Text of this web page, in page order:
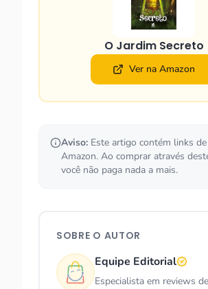
O Jardim Secreto
Ver na Amazon
Aviso: Este artigo contém links
Amazon. Ao comprar através
você não paga nada a mais.
SOBRE O AUTOR
Equipe Editorial
Especialista em reviews de